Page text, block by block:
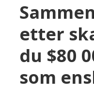
etter
du $80
som